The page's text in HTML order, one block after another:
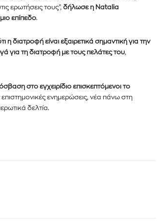
ερωτήσεις τους”, δήλωσε η Natalia
επίπεδο.
η διατροφή είναι εξαιρετικά σημαντική για την
για τη διατροφή με τους πελάτες του,
στο εγχειρίδιο επισκεπτόμενοι το
ενημερώσεις, νέα πάνω στη
δελτία.